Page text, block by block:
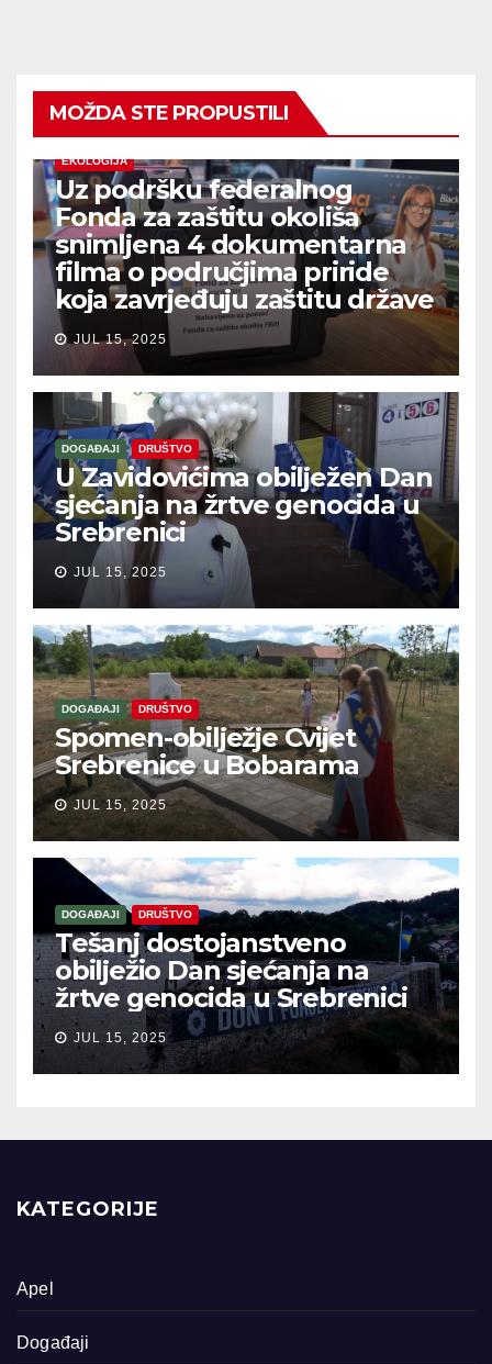
MOŽDA STE PROPUSTILI
EKOLOGIJA
Uz podršku federalnog
Fonda za zaštitu okoliša
snimljena 4 dokumentarna
filma o područjima priride
koja zavrjeđuju zaštitu države
JUL 15, 2025
DOGAĐAJI DRUŠTVO
U Zavidovićima obilježen Dan
sjećanja na žrtve genocida u
Srebrenici
JUL 15, 2025
DOGAĐAJI DRUŠTVO
Spomen-obilježje Cvijet
Srebrenice u Bobarama
JUL 15, 2025
DOGAĐAJI DRUŠTVO
Tešanj dostojanstveno
obilježio Dan sjećanja na
žrtve genocida u Srebrenici
JUL 15, 2025
KATEGORIJE
Apel
Događaji